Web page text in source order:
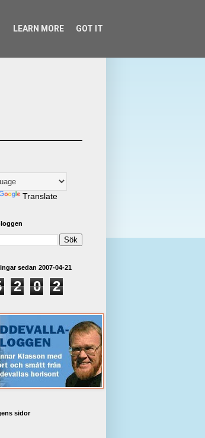
Translate
sedan 2007-04-21
2 0
2
sidor
LEARN MORE GOT IT